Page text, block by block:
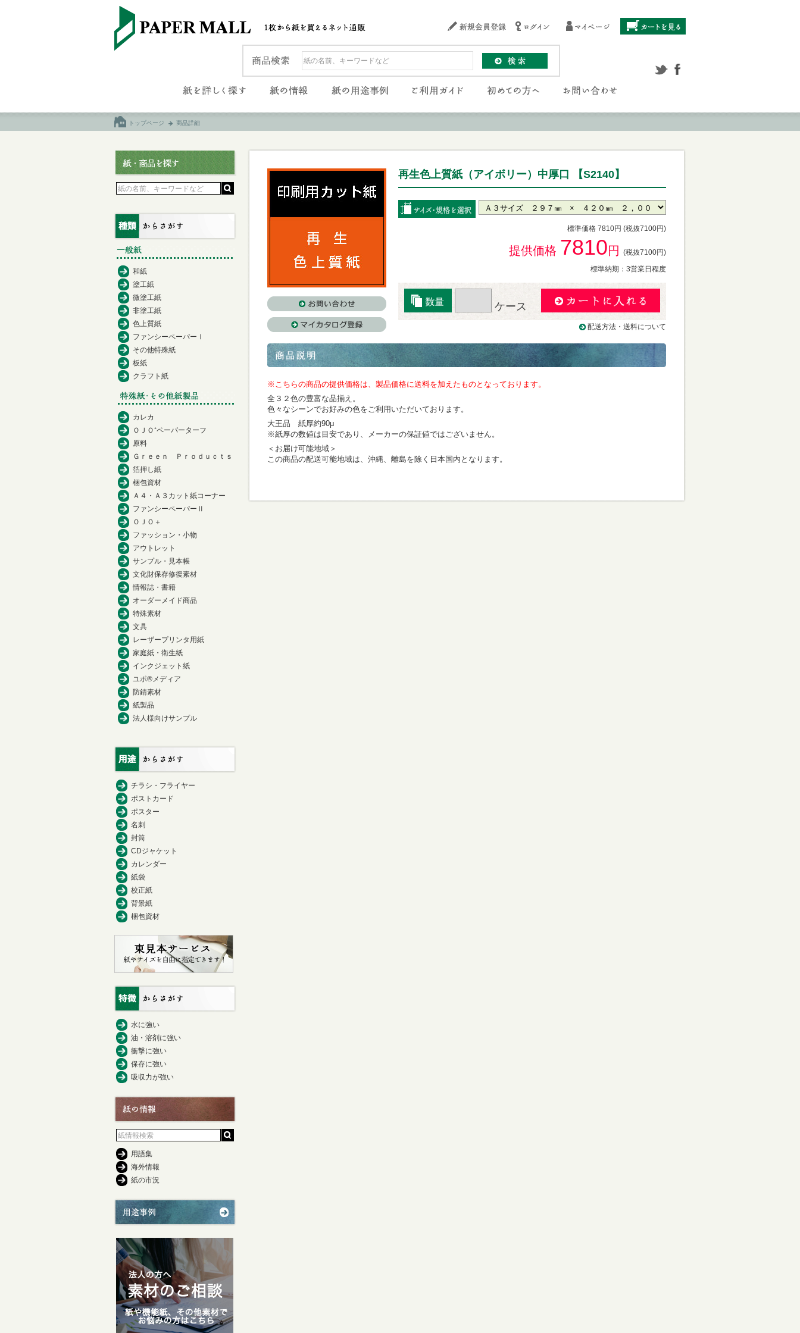
トップページ 商品詳細
再生色上質紙（アイボリー）中厚口 【S2140】
標準価格 7810円 (税抜7100円)
提供価格 7810円
(税抜7100円)
標準納期：3営業日程度
ケース
配送方法・送料について
※こちらの商品の提供価格は、製品価格に送料を加えたものとなっております。
全３２色の豊富な品揃え。
色々なシーンでお好みの色をご利用いただいております。
大王品 紙厚約90μ
※紙厚の数値は目安であり、メーカーの保証値ではございません。
＜お届け可能地域＞
この商品の配送可能地域は、沖縄、離島を除く日本国内となります。
和紙
塗工紙
微塗工紙
非塗工紙
色上質紙
ファンシーペーパーⅠ
その他特殊紙
板紙
クラフト紙
カレカ
ＯＪＯ⁺ペーパーターフ
原料
Ｇｒｅｅｎ Ｐｒｏｄｕｃｔｓ
箔押し紙
梱包資材
Ａ４・Ａ３カット紙コーナー
ファンシーペーパーⅡ
ＯＪＯ＋
ファッション・小物
アウトレット
サンプル・見本帳
文化財保存修復素材
情報誌・書籍
オーダーメイド商品
特殊素材
文具
レーザープリンタ用紙
家庭紙・衛生紙
インクジェット紙
ユポ®メディア
防錆素材
紙製品
法人様向けサンプル
チラシ・フライヤー
ポストカード
ポスター
名刺
封筒
CDジャケット
カレンダー
紙袋
校正紙
背景紙
梱包資材
水に強い
油・溶剤に強い
衝撃に強い
保存に強い
吸収力が強い
用語集
海外情報
紙の市況